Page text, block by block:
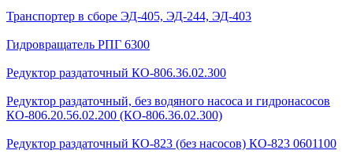
Транспортер в сборе ЭД-405, ЭД-244, ЭД-403
Гидровращатель РПГ 6300
Редуктор раздаточный КО-806.36.02.300
Редуктор раздаточный, без водяного насоса и гидронасосов
КО-806.20.56.02.200 (КО-806.36.02.300)
Редуктор раздаточный КО-823 (без насосов) КО-823 0601100